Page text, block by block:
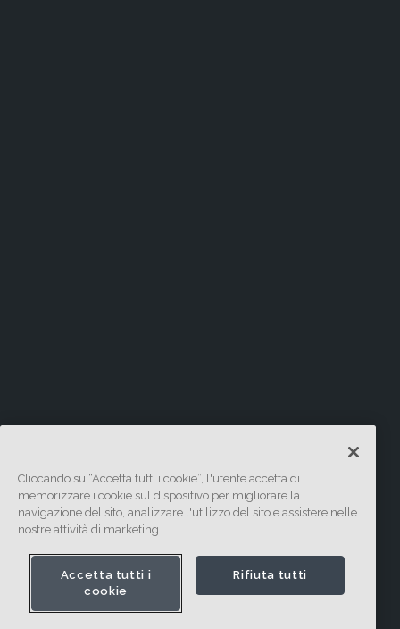
Cliccando su “Accetta tutti i cookie”, l'utente accetta di
memorizzare i cookie sul dispositivo per migliorare la
navigazione del sito, analizzare l'utilizzo del sito e assistere nelle
nostre attività di marketing.
Accetta tutti i
cookie
Rifiuta tutti